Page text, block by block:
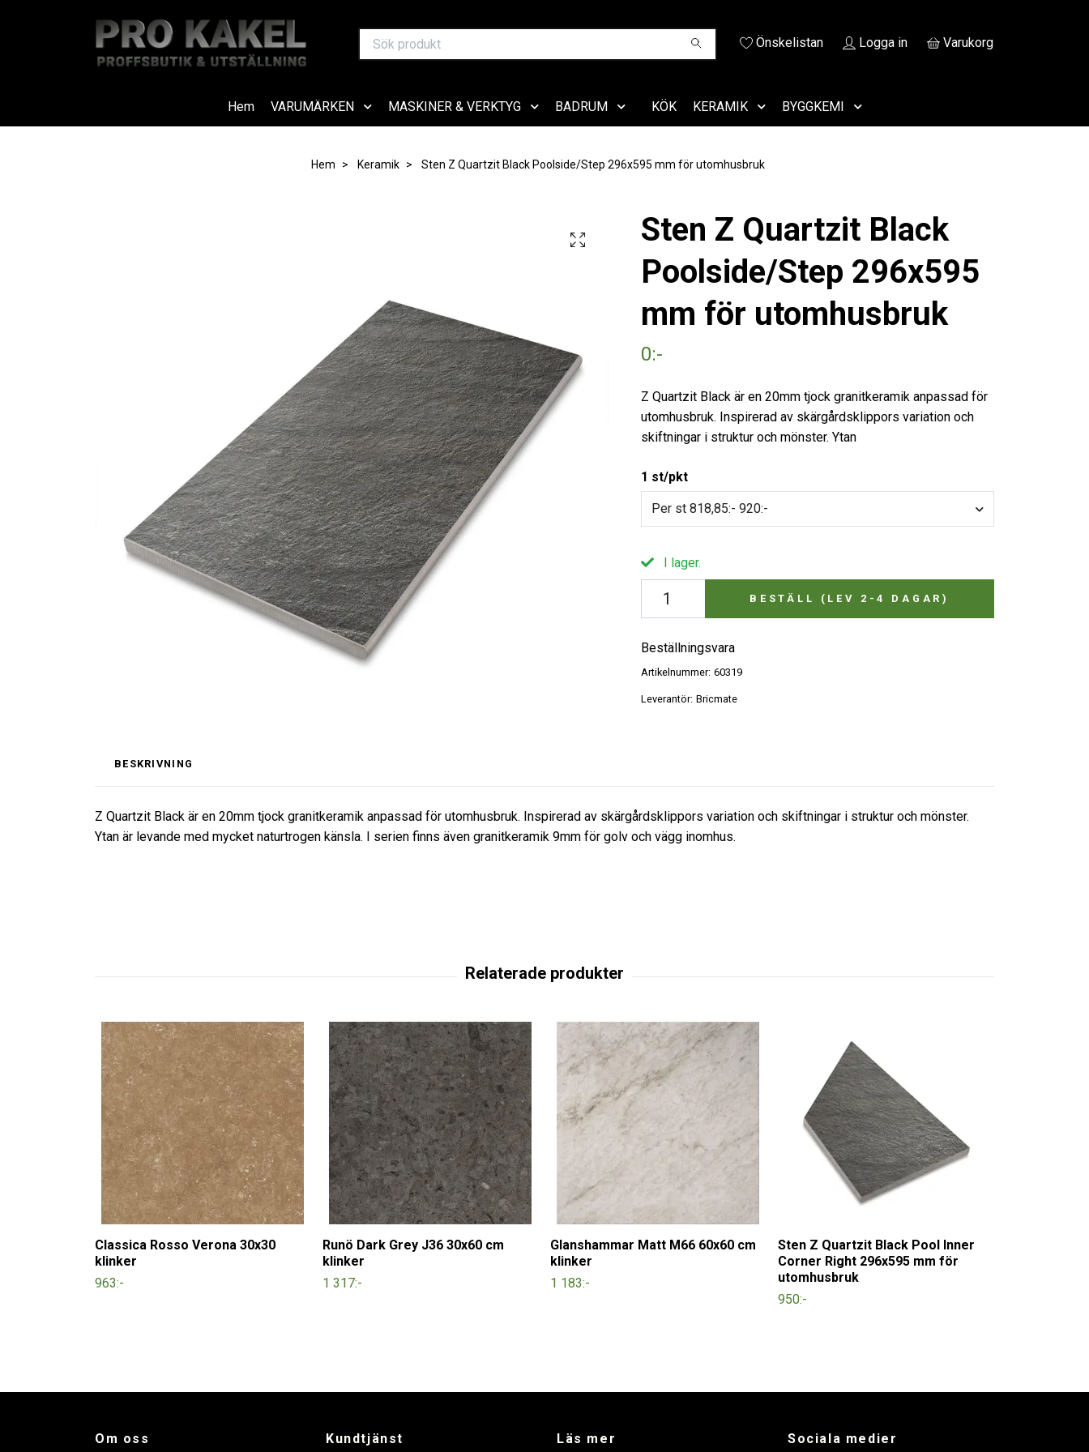
Önskelistan Logga in Varukorg
Hem VARUMÄRKEN MASKINER & VERKTYG BADRUM KÖK KERAMIK BYGGKEMI
Hem Keramik Sten Z Quartzit Black Poolside/Step 296x595 mm för utomhusbruk
Sten Z Quartzit Black
Poolside/Step 296x595
mm för utomhusbruk
0:-
Z Quartzit Black är en 20mm tjock granitkeramik anpassad för
utomhusbruk. Inspirerad av skärgårdsklippors variation och
skiftningar i struktur och mönster. Ytan
1 st/pkt
Per st 818,85:- 920:-
I lager.
BESTÄLL (LEV 2-4 DAGAR)
Beställningsvara
Artikelnummer: 60319
Leverantör: Bricmate
BESKRIVNING
Z Quartzit Black är en 20mm tjock granitkeramik anpassad för utomhusbruk. Inspirerad av skärgårdsklippors variation och skiftningar i struktur och mönster.
Ytan är levande med mycket naturtrogen känsla. I serien finns även granitkeramik 9mm för golv och vägg inomhus.
Classica Rosso Verona 30x30
klinker
963:-
Runö Dark Grey J36 30x60 cm
klinker
1 317:-
Glanshammar Matt M66 60x60 cm
klinker
1 183:-
Sten Z Quartzit Black Pool Inner
Corner Right 296x595 mm för
utomhusbruk
950:-
Om oss Kundtjänst Läs mer Sociala medier